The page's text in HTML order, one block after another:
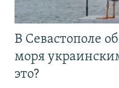
В Севастополе
моря
это?